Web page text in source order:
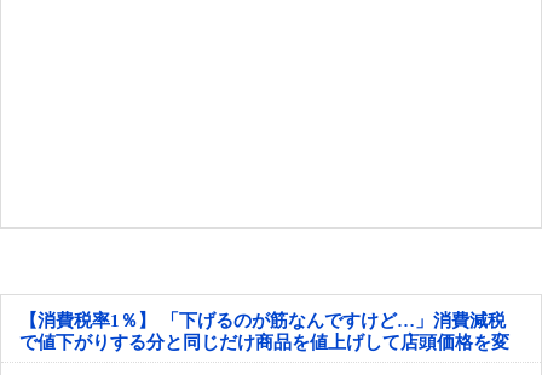
【消費税率1％】 「下げるのが筋なんですけど…」消費減税
で値下がりする分と同じだけ商品を値上げして店頭価格を変
えない店も